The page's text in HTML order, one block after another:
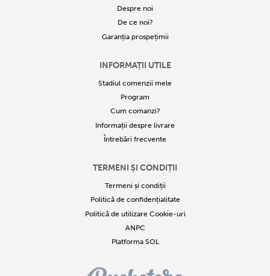
Despre noi
De ce noi?
Garanția prospețimii
INFORMAȚII UTILE
Stadiul comenzii mele
Program
Cum comanzi?
Informații despre livrare
Întrebări frecvente
TERMENI ȘI CONDIȚII
Termeni și condiții
Politică de confidențialitate
Politică de utilizare Cookie-uri
ANPC
Platforma SOL